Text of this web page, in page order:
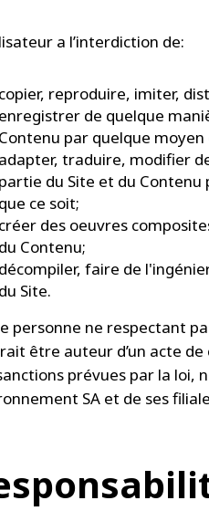
a l’interdiction de:
copier, reproduire, imiter,
enregistrer de quelque
Contenu par quelque
adapter, traduire, modifier
partie du Site et du
que ce soit;
créer des oeuvres
du Contenu;
décompiler, faire de
du Site.
personne ne respectant
être auteur d’un acte
prévues par la loi,
SA et de ses